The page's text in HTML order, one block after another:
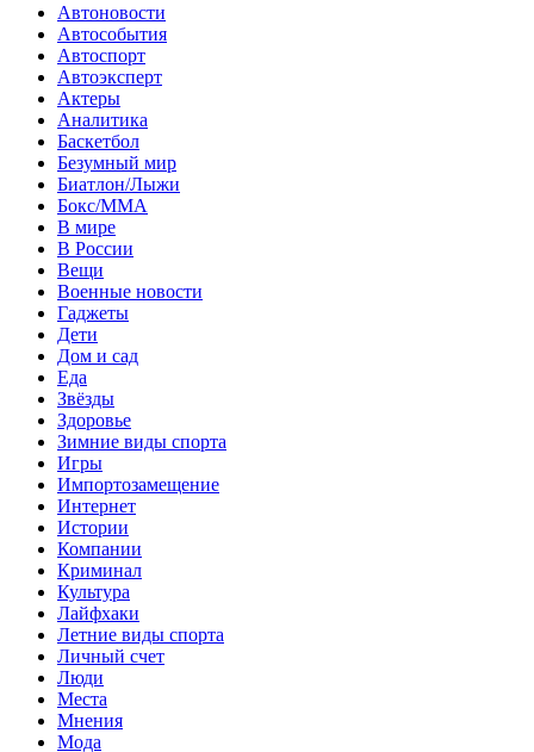
Автоновости
Автособытия
Автоспорт
Автоэксперт
Актеры
Аналитика
Баскетбол
Безумный мир
Биатлон/Лыжи
Бокс/MMA
В мире
В России
Вещи
Военные новости
Гаджеты
Дети
Дом и сад
Еда
Звёзды
Здоровье
Зимние виды спорта
Игры
Импортозамещение
Интернет
Истории
Компании
Криминал
Культура
Лайфхаки
Летние виды спорта
Личный счет
Люди
Места
Мнения
Мода